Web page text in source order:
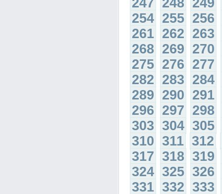
247 248 249
254 255 256
261 262 263
268 269 270
275 276 277
282 283 284
289 290 291
296 297 298
303 304 305
310 311 312
317 318 319
324 325 326
331 332 333